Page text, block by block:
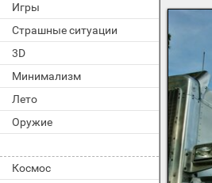
Игры
Страшные ситуации
3D
Минимализм
Лето
Оружие
Космос